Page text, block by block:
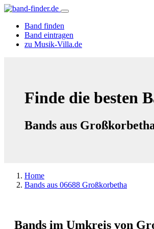
Band finden
Band eintragen
zu Musik-Villa.de
Finde die besten
Bands aus
Home
Bands aus 06688 Großkorbetha
Bands im Umkreis von